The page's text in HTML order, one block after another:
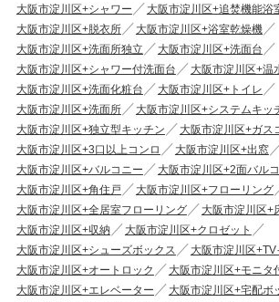
大阪市淀川区+シャワー
大阪市淀川区+追焚機能浴
大阪市淀川区+脱衣所
大阪市淀川区+浴室乾燥機
大阪市淀川区+洗面所独立
大阪市淀川区+洗面台
大阪市淀川区+シャワー付洗面台
大阪市淀川区+温
大阪市淀川区+洗面化粧台
大阪市淀川区+トイレ
大阪市淀川区+洗面所
大阪市淀川区+システムキッ
大阪市淀川区+独立型キッチン
大阪市淀川区+ガス
大阪市淀川区+3口以上コンロ
大阪市淀川区+出窓
大阪市淀川区+バルコニー
大阪市淀川区+2面バル
大阪市淀川区+角住戸
大阪市淀川区+フローリング
大阪市淀川区+全居室フローリング
大阪市淀川区+
大阪市淀川区+収納
大阪市淀川区+クロゼット
大阪市淀川区+シューズボックス
大阪市淀川区
大阪市淀川区+オートロック
大阪市淀川区+モニタ
大阪市淀川区+エレベーター
大阪市淀川区+宅配ボ